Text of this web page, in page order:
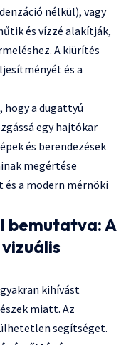
nélkül), vagy
és vízzé alakítják,
A kiürítés
és a
hogy a dugattyú
egy hajtókar
és berendezések
megértése
a modern mérnöki
bemutatva: A
kihívást
miatt. Az
segítséget.